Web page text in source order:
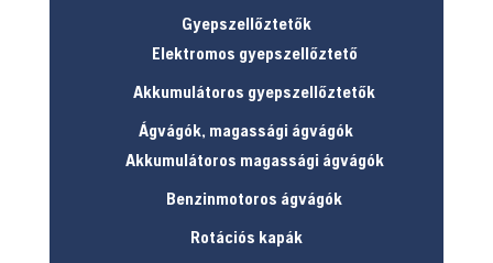
Gyepszellőztetők
Elektromos gyepszellőztető
Akkumulátoros gyepszellőztetők
Ágvágók, magassági ágvágók
Akkumulátoros magassági ágvágók
Benzinmotoros ágvágók
Rotációs kapák